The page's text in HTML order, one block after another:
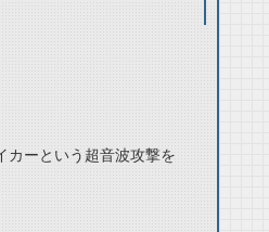
カーという超音波攻撃を